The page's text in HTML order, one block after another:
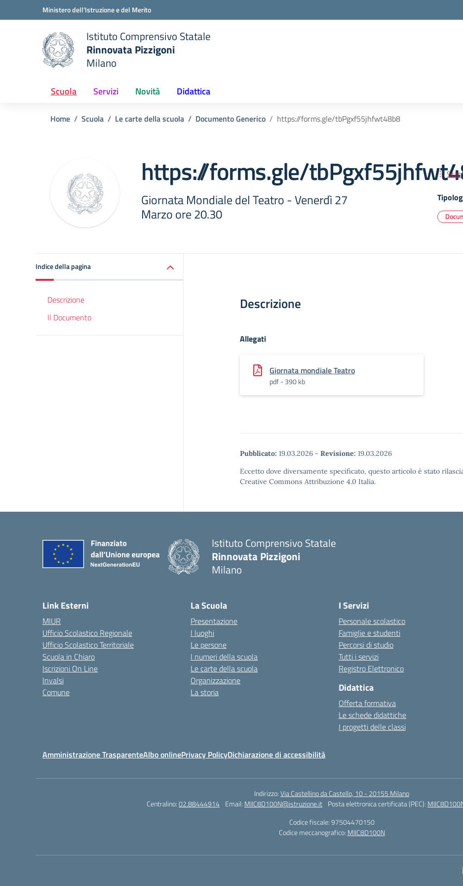
Vai ai contenuti
Vai al menu di navigazioneMinistero dell'Istruzione e del Merito
Istituto Comprensivo Statale
Rinnovata Pizzigoni
Milano
Scuola Servizi Novità Didattica
Home Scuola Le carte della scuola Documento Generico https://forms.gle/tbPgxf55jhfwt48b8
https://forms.gle/
Giornata Mondiale del Teatro - Venerdì 27
Marzo ore 20.30
Indice della pagina
Descrizione
Il Documento
Descrizione
Allegati
Giornata mondiale Teatro
pdf - 390 kb
Pubblicato: 19.03.2026 - Revisione: 19.03.2026
Eccetto dove diversamente specificato, questo articolo è stato
Creative Commons Attribuzione 4.0 Italia.
Istituto Comprensivo Statale
Rinnovata Pizzigoni
Milano
Link Esterni
MIUR
Ufficio Scolastico Regionale
Ufficio Scolastico Territoriale
Scuola in Chiaro
Iscrizioni On Line
Invalsi
Comune
La Scuola
Presentazione
I luoghi
Le persone
I numeri della scuola
Le carte della scuola
Organizzazione
La storia
I Servizi
Personale scolastico
Famiglie e studenti
Percorsi di studio
Tutti i servizi
Registro Elettronico
Didattica
Offerta formativa
Le schede didattiche
I progetti delle classi
Amministrazione TrasparenteAlbo onlinePrivacy PolicyDichiarazione di accessibilità
Indirizzo:Via Castellino da Castello, 10 - 20155 Milano
Centralino:02.88444914 Email: MIIC8D100N@istruzione.it Posta elettronica certificata (PEC):
Codice fiscale: 97504470150
Codice meccanografico: MIIC8D100N